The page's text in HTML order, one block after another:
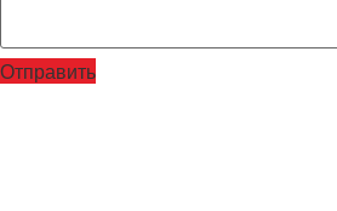
Отправить